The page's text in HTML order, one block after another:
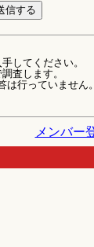
してください。
査します。
は行っていません。
メンバー